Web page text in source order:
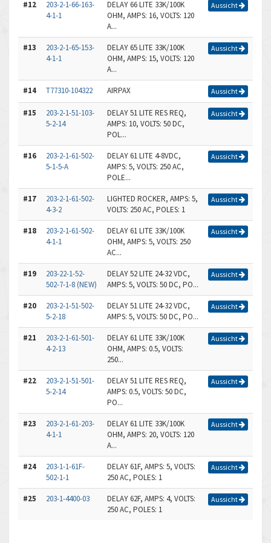
#12
203-2-1-66-163-
4-1-1
DELAY 66 LITE 33K/100K
OHM, AMPS: 16, VOLTS: 120
A...
Aussicht
#13
203-2-1-65-153-
4-1-1
DELAY 65 LITE 33K/100K
OHM, AMPS: 15, VOLTS: 120
A...
Aussicht
#14 T77310-104322 AIRPAX Aussicht
#15
203-2-1-51-103-
5-2-14
DELAY 51 LITE RES REQ,
AMPS: 10, VOLTS: 50 DC,
POL...
Aussicht
#16
203-2-1-61-502-
5-1-5-A
DELAY 61 LITE 4-8VDC,
AMPS: 5, VOLTS: 250 AC,
POLE...
Aussicht
#17
203-2-1-61-502-
4-3-2
LIGHTED ROCKER, AMPS: 5,
VOLTS: 250 AC, POLES: 1
Aussicht
#18
203-2-1-61-502-
4-1-1
DELAY 61 LITE 33K/100K
OHM, AMPS: 5, VOLTS: 250
AC...
Aussicht
#19
203-22-1-52-
502-7-1-8 (NEW)
DELAY 52 LITE 24-32 VDC,
AMPS: 5, VOLTS: 50 DC, PO...
Aussicht
#20
203-2-1-51-502-
5-2-18
DELAY 51 LITE 24-32 VDC,
AMPS: 5, VOLTS: 50 DC, PO...
Aussicht
#21
203-2-1-61-501-
4-2-13
DELAY 61 LITE 33K/100K
OHM, AMPS: 0.5, VOLTS:
250...
Aussicht
#22
203-2-1-51-501-
5-2-14
DELAY 51 LITE RES REQ,
AMPS: 0.5, VOLTS: 50 DC,
PO...
Aussicht
#23
203-2-1-61-203-
4-1-1
DELAY 61 LITE 33K/100K
OHM, AMPS: 20, VOLTS: 120
A...
Aussicht
#24
203-1-1-61F-
502-1-1
DELAY 61F, AMPS: 5, VOLTS:
250 AC, POLES: 1
Aussicht
#25 203-1-4400-03
DELAY 62F, AMPS: 4, VOLTS:
250 AC, POLES: 1
Aussicht